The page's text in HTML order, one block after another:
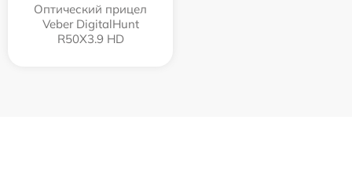
Оптический прицел
Veber DigitalHunt
R50X3.9 HD